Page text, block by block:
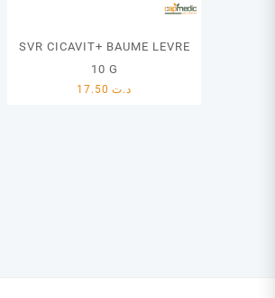
SVR CICAVIT+ BAUME LEVRE
10 G
د.ت17.50